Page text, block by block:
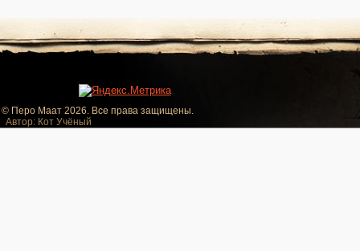
© Перо Маат 2026. Все права защищены.
Автор: Кот Учёный